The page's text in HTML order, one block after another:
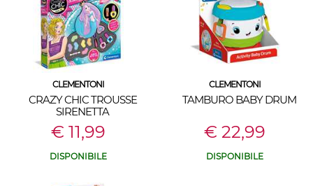
CLEMENTONI
CRAZY CHIC TROUSSE
SIRENETTA
€ 11,99
DISPONIBILE
CLEMENTONI
TAMBURO BABY DRUM
€ 22,99
DISPONIBILE